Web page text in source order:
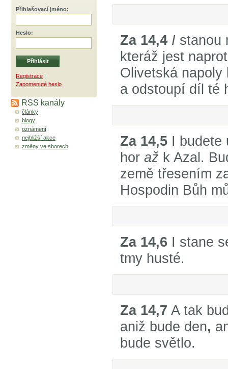
Přihlašovací jméno:
Heslo:
Registrace |
Zapomenuté heslo
RSS kanály
články
blogy
oznámení
nejbližší akce
změny ve sborech
Za 14,4 I stanou
kteráž jest
Olivetská
a odstoupí díl té
Za 14,5 I budete
hor až k Azal.
země třesením
Hospodin Bůh
Za 14,6 I stane
tmy husté.
Za 14,7 A tak
aniž bude den,
bude světlo.